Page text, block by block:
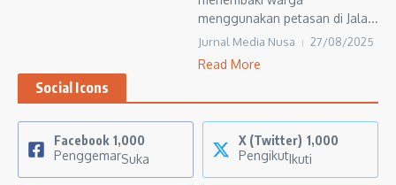
menggunakan petasan di Jala...
Jurnal Media Nusa 27/08/2025
Read More
Social Icons
Facebook 1,000
PenggemarSuka
X (Twitter) 1,000
PengikutIkuti